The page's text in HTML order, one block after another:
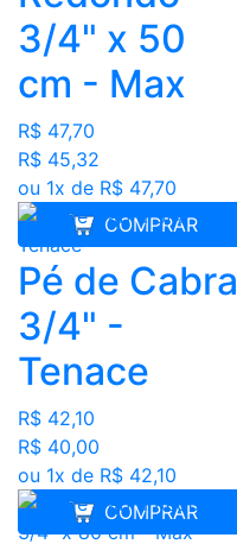
3/4" x 50
cm - Max
R$ 47,70
R$ 45,32
ou 1x de R$ 47,70
COMPRAR
Pé de Cabra
3/4" -
Tenace
R$ 42,10
R$ 40,00
ou 1x de R$ 42,10
COMPRAR